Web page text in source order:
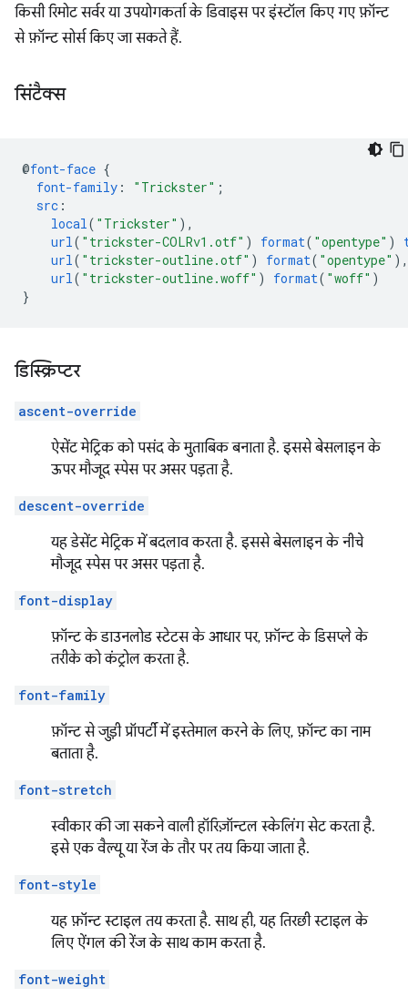
किसी रिमोट सर्वर या उपयोगकर्ता के डिवाइस पर इंस्टॉल किए गए फ़ॉन्ट
से फ़ॉन्ट सोर्स किए जा सकते हैं.
सिंटैक्स
@font-face {
font-family : "Trickster" ;
src :
local( "Trickster" ),
url( "trickster-COLRv1.otf" ) format( "opentype" )
url( "trickster-outline.otf" ) format( "opentype" ),
url( "trickster-outline.woff" ) format( "woff" )
}
डिस्क्रिप्टर
ascent-override
ऐसेंट मेट्रिक को पसंद के मुताबिक बनाता है. इससे बेसलाइन के
ऊपर मौजूद स्पेस पर असर पड़ता है.
descent-override
यह डेसेंट मेट्रिक में बदलाव करता है. इससे बेसलाइन के नीचे
मौजूद स्पेस पर असर पड़ता है.
font-display
फ़ॉन्ट के डाउनलोड स्टेटस के आधार पर, फ़ॉन्ट के डिसप्ले के
तरीके को कंट्रोल करता है.
font-family
फ़ॉन्ट से जुड़ी प्रॉपर्टी में इस्तेमाल करने के लिए, फ़ॉन्ट का नाम
बताता है.
font-stretch
स्वीकार की जा सकने वाली हॉरिज़ॉन्टल स्केलिंग सेट करता है.
इसे एक वैल्यू या रेंज के तौर पर तय किया जाता है.
font-style
यह फ़ॉन्ट स्टाइल तय करता है. साथ ही, यह तिरछी स्टाइल के
लिए ऐंगल की रेंज के साथ काम करता है.
font-weight